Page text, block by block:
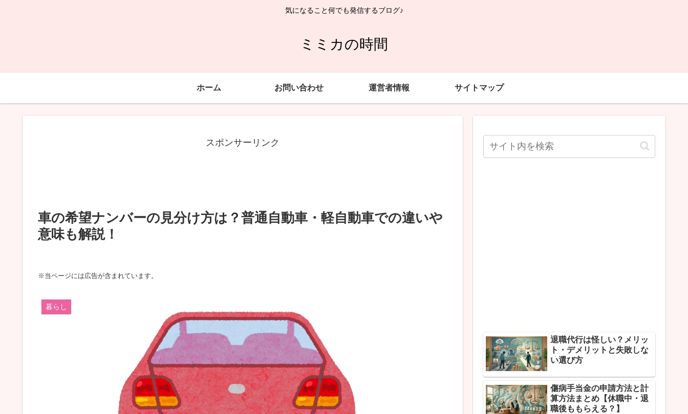
気になること何でも発信するブログ♪
ミミカの時間
ホーム お問い合わせ 運営者情報 サイトマップ
スポンサーリンク
車の希望ナンバーの見分け方は？普通自動車・軽自動車での違いや
意味も解説！
※当ページには広告が含まれています。
暮らし
退職代行は怪しい？メリッ
ト・デメリットと失敗しな
い選び方
傷病手当金の申請方法と計
算方法まとめ【休職中・退
職後ももらえる？】